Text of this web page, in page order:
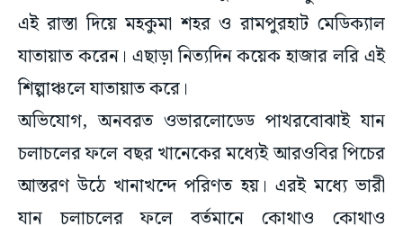
এই রাস্তা দিয়ে মহকুমা শহর ও রামপুরহাট মেডিক্যাল
যাতায়াত করেন। এছাড়া নিত্যদিন কয়েক হাজার লরি এই
শিল্পাঞ্চলে যাতায়াত করে।
অভিযোগ, অনবরত ওভারলোডেড পাথরবোঝাই যান
চলাচলের ফলে বছর খানেকের মধ্যেই আরওবির পিচের
আস্তরণ উঠে খানাখন্দে পরিণত হয়। এরই মধ্যে ভারী
যান চলাচলের ফলে বর্তমানে কোথাও কোথাও